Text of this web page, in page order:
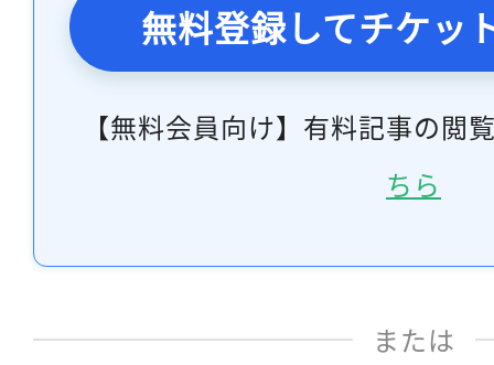
無料登録してチケッ
【無料会員向け】有料記事の閲
ちら
または